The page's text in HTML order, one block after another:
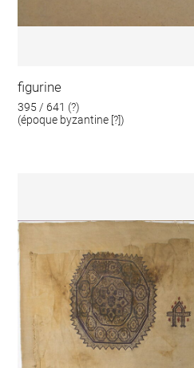
figurine
395 / 641 (?)
(époque byzantine [?])